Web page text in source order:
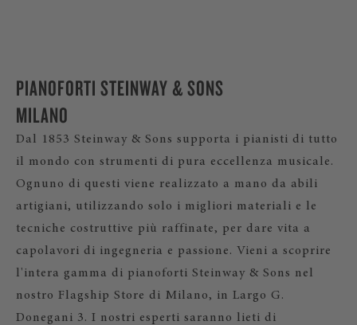
PIANOFORTI STEINWAY & SONS
MILANO
Dal 1853 Steinway & Sons supporta i pianisti di tutto
il mondo con strumenti di pura eccellenza musicale.
Ognuno di questi viene realizzato a mano da abili
artigiani, utilizzando solo i migliori materiali e le
tecniche costruttive più raffinate, per dare vita a
capolavori di ingegneria e passione. Vieni a scoprire
l'intera gamma di pianoforti Steinway & Sons nel
nostro Flagship Store di Milano, in Largo G.
Donegani 3. I nostri esperti saranno lieti di